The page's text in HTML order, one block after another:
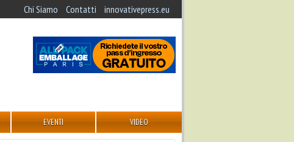
Chi Siamo Contatti innovativepress.eu
EVENTI VIDEO